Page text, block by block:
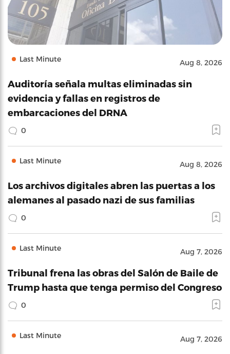
Last Minute Aug 8, 2026
Auditoría señala multas eliminadas sin
evidencia y fallas en registros de
embarcaciones del DRNA
0
Last Minute Aug 8, 2026
Los archivos digitales abren las puertas a los
alemanes al pasado nazi de sus familias
0
Last Minute Aug 7, 2026
Tribunal frena las obras del Salón de Baile de
Trump hasta que tenga permiso del Congreso
0
Last Minute Aug 7, 2026